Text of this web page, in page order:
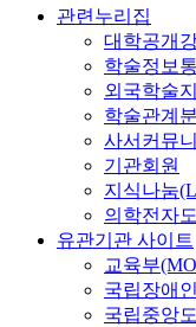
관련누리집
대학공개
학술정보
외국학술
학술관계
사서커뮤
기관회원
지식나눔
의학전자
유관기관 사이트
교육부
국립장애
국립중앙